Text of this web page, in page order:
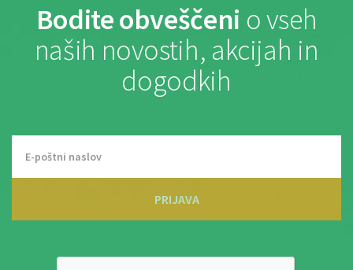
Bodite obveščeni o vseh
naših novostih, akcijah in
dogodkih
PRIJAVA